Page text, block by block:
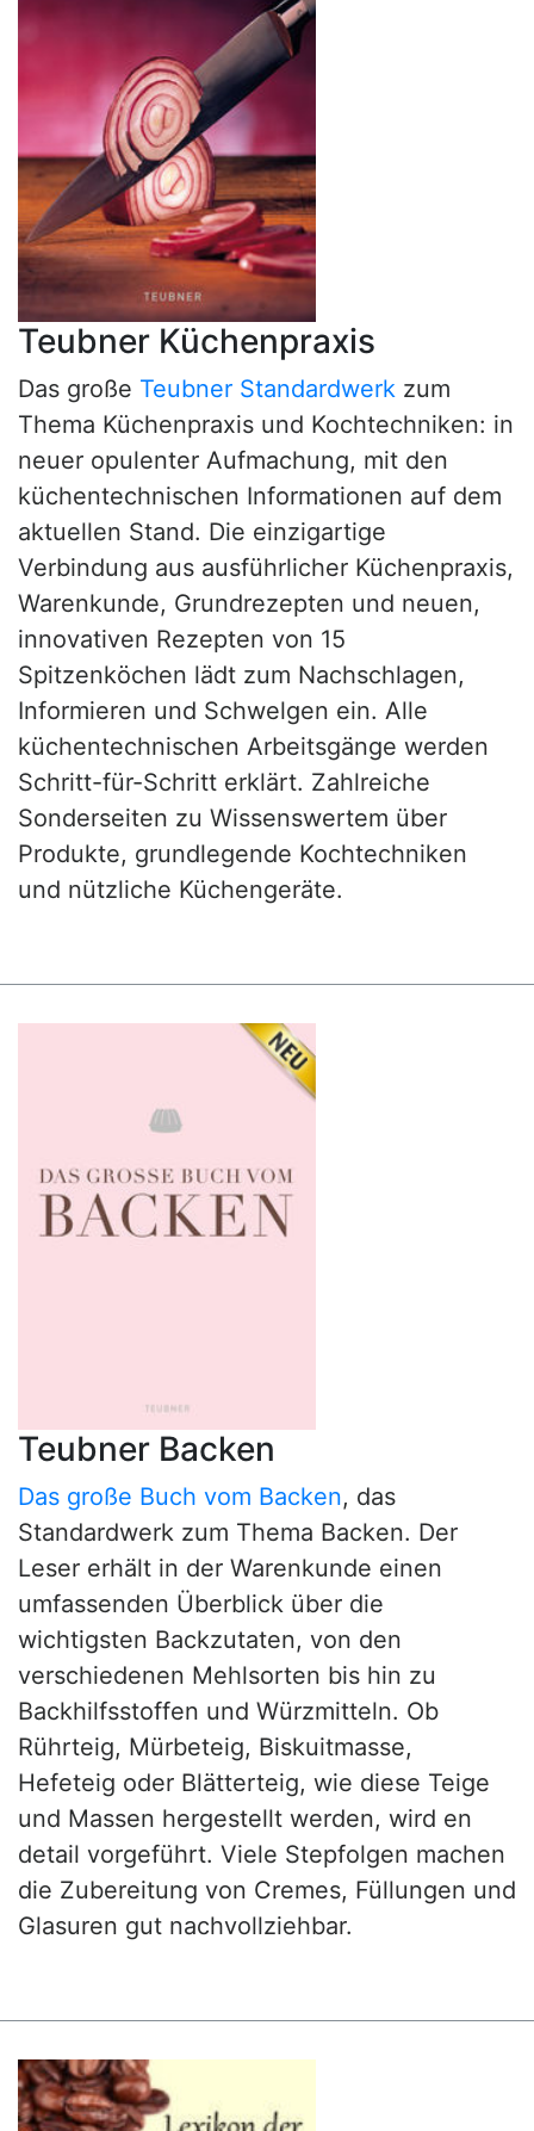
Teubner Küchenpraxis
Das große Teubner Standardwerk zum
Thema Küchenpraxis und Kochtechniken: in
neuer opulenter Aufmachung, mit den
küchentechnischen Informationen auf dem
aktuellen Stand. Die einzigartige
Verbindung aus ausführlicher Küchenpraxis,
Warenkunde, Grundrezepten und neuen,
innovativen Rezepten von 15
Spitzenköchen lädt zum Nachschlagen,
Informieren und Schwelgen ein. Alle
küchentechnischen Arbeitsgänge werden
Schritt-für-Schritt erklärt. Zahlreiche
Sonderseiten zu Wissenswertem über
Produkte, grundlegende Kochtechniken
und nützliche Küchengeräte.
Teubner Backen
Das große Buch vom Backen, das
Standardwerk zum Thema Backen. Der
Leser erhält in der Warenkunde einen
umfassenden Überblick über die
wichtigsten Backzutaten, von den
verschiedenen Mehlsorten bis hin zu
Backhilfsstoffen und Würzmitteln. Ob
Rührteig, Mürbeteig, Biskuitmasse,
Hefeteig oder Blätterteig, wie diese Teige
und Massen hergestellt werden, wird en
detail vorgeführt. Viele Stepfolgen machen
die Zubereitung von Cremes, Füllungen und
Glasuren gut nachvollziehbar.